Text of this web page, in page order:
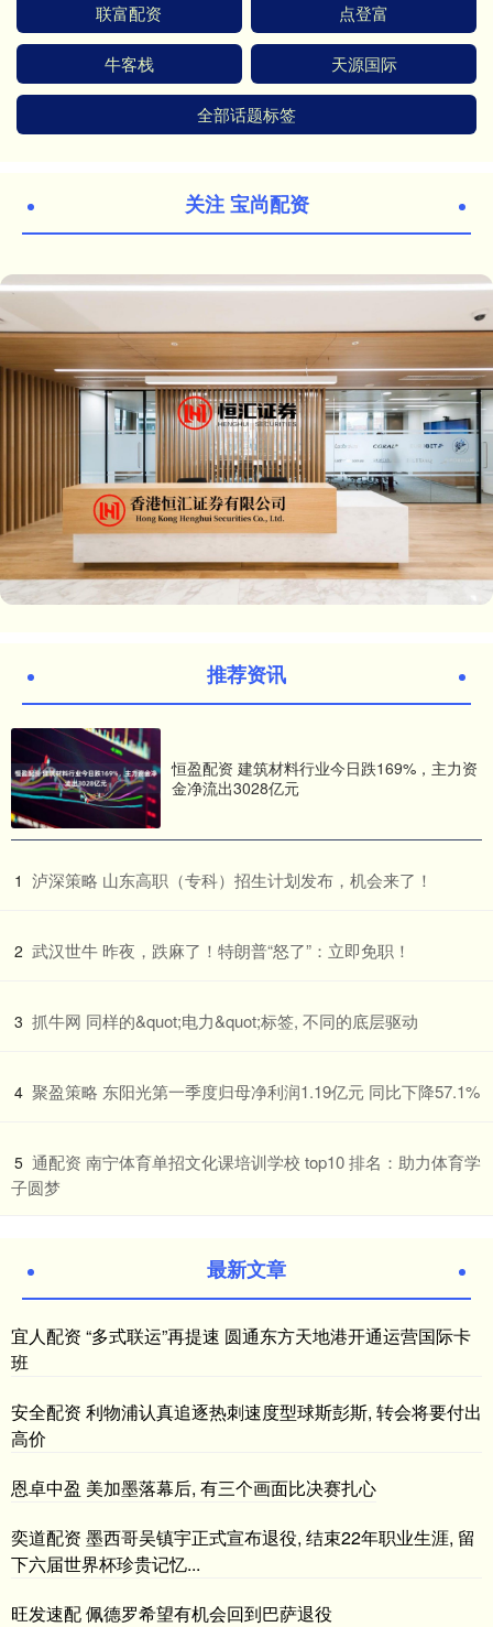
联富配资 点登富
牛客栈 天源国际
全部话题标签
关注 宝尚配资
推荐资讯
恒盈配资 建筑材料行业今日跌169%，主力资
金净流出3028亿元
1 ​泸深策略 山东高职（专科）招生计划发布，机会来了！
2 ​武汉世牛 昨夜，跌麻了！特朗普“怒了”：立即免职！
3 ​抓牛网 同样的&quot;电力&quot;标签, 不同的底层驱动
4 ​聚盈策略 东阳光第一季度归母净利润1.19亿元 同比下降57.1%
5 ​通配资 南宁体育单招文化课培训学校 top10 排名：助力体育学
子圆梦
最新文章
宜人配资 “多式联运”再提速 圆通东方天地港开通运营国际卡
班
安全配资 利物浦认真追逐热刺速度型球斯彭斯, 转会将要付出
高价
恩卓中盈 美加墨落幕后, 有三个画面比决赛扎心
奕道配资 墨西哥吴镇宇正式宣布退役, 结束22年职业生涯, 留
下六届世界杯珍贵记忆...
旺发速配 佩德罗希望有机会回到巴萨退役